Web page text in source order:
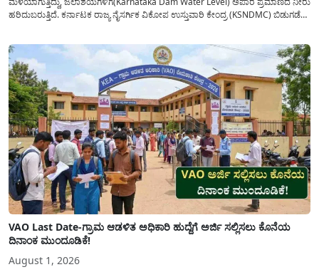
ಹರಿದುಬರುತ್ತಿದೆ. ಕರ್ನಾಟಕ ರಾಜ್ಯ ನೈಸರ್ಗಿಕ ವಿಕೋಪ ಉಸ್ತುವಾರಿ ಕೇಂದ್ರ (KSNDMC) ಬಿಡುಗಡೆ
VAO Last Date-ಗ್ರಾಮ ಆಡಳಿತ ಅಧಿಕಾರಿ ಹುದ್ದೆಗೆ ಅರ್ಜಿ ಸಲ್ಲಿಸಲು ಕೊನೆಯ
ದಿನಾಂಕ ಮುಂದೂಡಿಕೆ!
August 1, 2026